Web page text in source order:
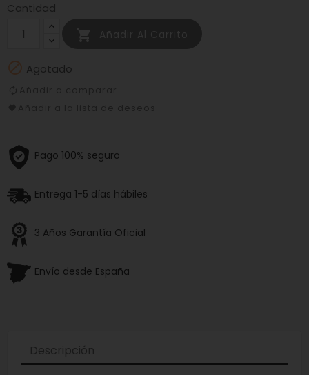
Cantidad
 Agotado
Pago 100% seguro
Entrega 1-5 días hábiles
3 Años Garantía Oficial
Envío desde España
Descripción